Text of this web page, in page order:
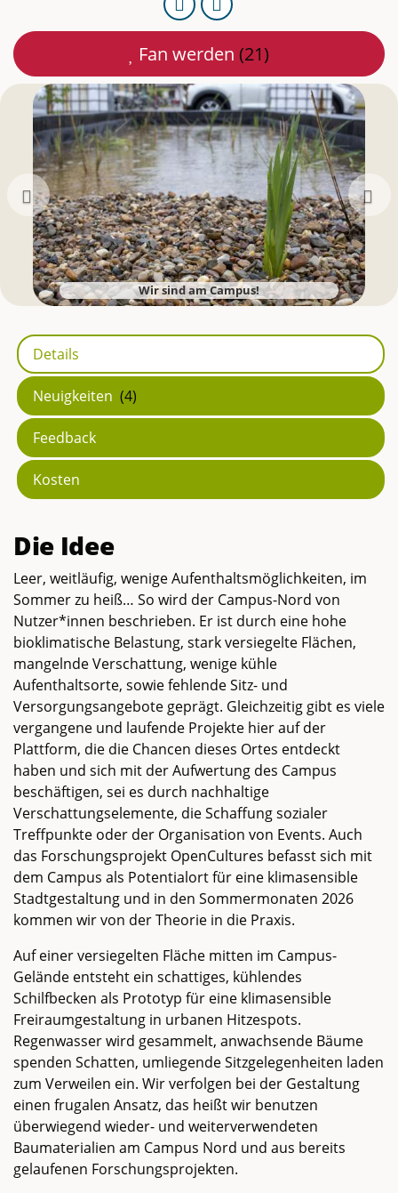
kopieren
E-
Mail
teilen
Fan werden (21)
Wir sind am Campus!
Zurück
Details
Neuigkeiten (4)
Feedback
Kosten
Die Idee
Leer, weitläufig, wenige Aufenthaltsmöglichkeiten, im
Sommer zu heiß… So wird der Campus-Nord von
Nutzer*innen beschrieben. Er ist durch eine hohe
bioklimatische Belastung, stark versiegelte Flächen,
mangelnde Verschattung, wenige kühle
Aufenthaltsorte, sowie fehlende Sitz- und
Versorgungsangebote geprägt. Gleichzeitig gibt es viele
vergangene und laufende Projekte hier auf der
Plattform, die die Chancen dieses Ortes entdeckt
haben und sich mit der Aufwertung des Campus
beschäftigen, sei es durch nachhaltige
Verschattungselemente, die Schaffung sozialer
Treffpunkte oder der Organisation von Events. Auch
das Forschungsprojekt OpenCultures befasst sich mit
dem Campus als Potentialort für eine klimasensible
Stadtgestaltung und in den Sommermonaten 2026
kommen wir von der Theorie in die Praxis.
Auf einer versiegelten Fläche mitten im Campus-
Gelände entsteht ein schattiges, kühlendes
Schilfbecken als Prototyp für eine klimasensible
Freiraumgestaltung in urbanen Hitzespots.
Regenwasser wird gesammelt, anwachsende Bäume
spenden Schatten, umliegende Sitzgelegenheiten laden
zum Verweilen ein. Wir verfolgen bei der Gestaltung
einen frugalen Ansatz, das heißt wir benutzen
überwiegend wieder- und weiterverwendeten
Baumaterialien am Campus Nord und aus bereits
gelaufenen Forschungsprojekten.